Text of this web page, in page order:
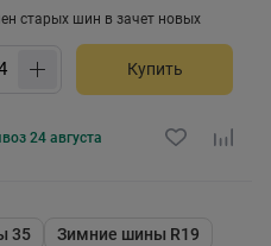
старых шин в зачет новых
Купить
24 августа
35
Зимние шины R19